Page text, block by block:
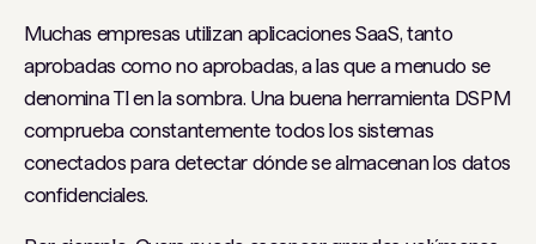
Muchas empresas utilizan aplicaciones SaaS, tanto
aprobadas como no aprobadas, a las que a menudo se
denomina TI en la sombra. Una buena herramienta DSPM
comprueba constantemente todos los sistemas
conectados para detectar dónde se almacenan los datos
confidenciales.